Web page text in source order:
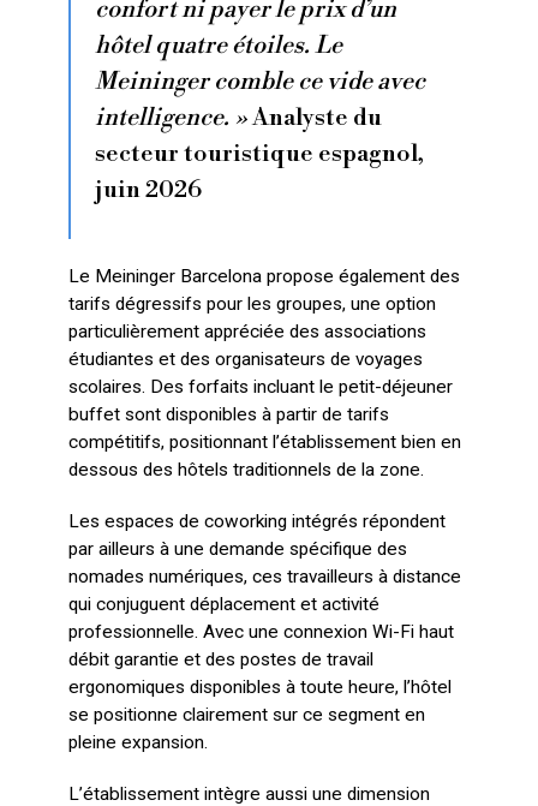
confort ni payer le prix d’un
hôtel quatre étoiles. Le
Meininger comble ce vide avec
intelligence. »Analyste du
secteur touristique espagnol,
juin 2026
Le Meininger Barcelona propose également des
tarifs dégressifs pour les groupes, une option
particulièrement appréciée des associations
étudiantes et des organisateurs de voyages
scolaires. Des forfaits incluant le petit-déjeuner
buffet sont disponibles à partir de tarifs
compétitifs, positionnant l’établissement bien en
dessous des hôtels traditionnels de la zone.
Les espaces de coworking intégrés répondent
par ailleurs à une demande spécifique des
nomades numériques, ces travailleurs à distance
qui conjuguent déplacement et activité
professionnelle. Avec une connexion Wi-Fi haut
débit garantie et des postes de travail
ergonomiques disponibles à toute heure, l’hôtel
se positionne clairement sur ce segment en
pleine expansion.
L’établissement intègre aussi une dimension